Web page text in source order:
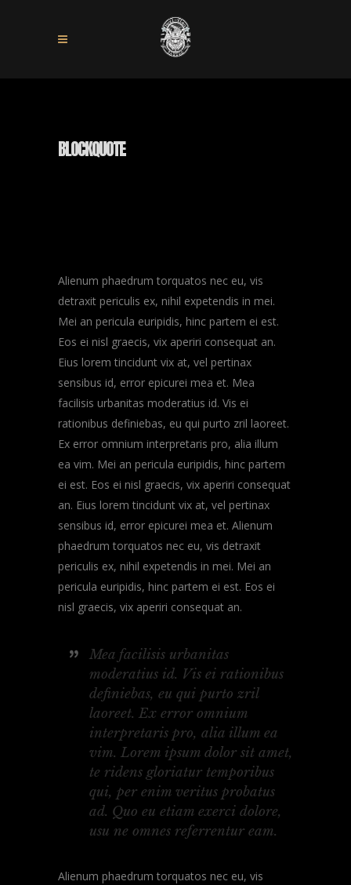
BLOCKQUOTE
Alienum phaedrum torquatos nec eu, vis
detraxit periculis ex, nihil expetendis in mei.
Mei an pericula euripidis, hinc partem ei est.
Eos ei nisl graecis, vix aperiri consequat an.
Eius lorem tincidunt vix at, vel pertinax
sensibus id, error epicurei mea et. Mea
facilisis urbanitas moderatius id. Vis ei
rationibus definiebas, eu qui purto zril laoreet.
Ex error omnium interpretaris pro, alia illum
ea vim. Mei an pericula euripidis, hinc partem
ei est. Eos ei nisl graecis, vix aperiri consequat
an. Eius lorem tincidunt vix at, vel pertinax
sensibus id, error epicurei mea et. Alienum
phaedrum torquatos nec eu, vis detraxit
periculis ex, nihil expetendis in mei. Mei an
pericula euripidis, hinc partem ei est. Eos ei
nisl graecis, vix aperiri consequat an.
Mea facilisis urbanitas
moderatius id. Vis ei rationibus
definiebas, eu qui purto zril
laoreet. Ex error omnium
interpretaris pro, alia illum ea
vim. Lorem ipsum dolor sit amet,
te ridens gloriatur temporibus
qui, per enim veritus probatus
ad. Quo eu etiam exerci dolore,
usu ne omnes referrentur eam.
Alienum phaedrum torquatos nec eu, vis